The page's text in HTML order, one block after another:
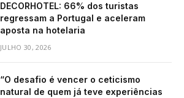
DECORHOTEL: 66% dos turistas
regressam a Portugal e aceleram
aposta na hotelaria
JULHO 30, 2026
“O desafio é vencer o ceticismo
natural de quem já teve experiências